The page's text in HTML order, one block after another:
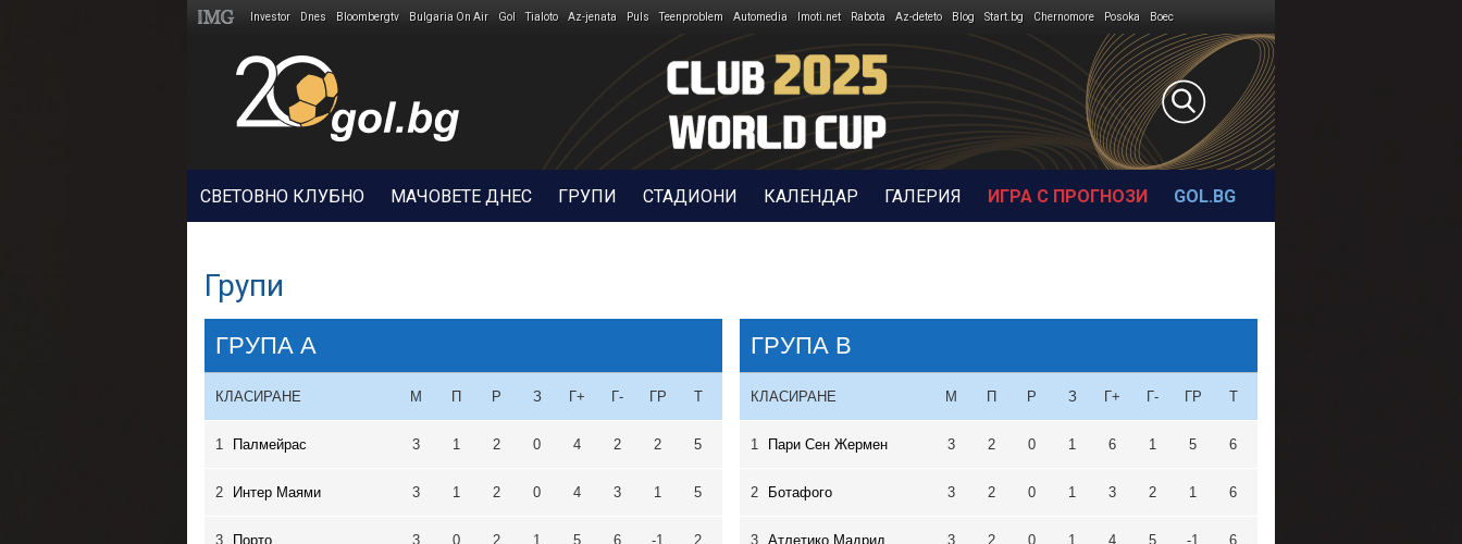
Investor Dnes Bloombergtv Bulgaria On Air Gol Tialoto Az-jenata Puls Teenproblem Automedia Imoti.net Rabota Az-deteto Blog Start.bg Chernomore Posoka Boec
СВЕТОВНО КЛУБНО МАЧОВЕТЕ ДНЕС ГРУПИ СТАДИОНИ КАЛЕНДАР ГАЛЕРИЯ ИГРА С ПРОГНОЗИ GOL.BG
Групи
ГРУПА A
КЛАСИРАНЕ М П Р З Г+ Г- ГР Т
1 Палмейрас 3 1 2 0 4 2 2 5
2 Интер Маями 3 1 2 0 4 3 1 5
3 Порто 3 0 2 1 5 6 -1 2
ГРУПА B
КЛАСИРАНЕ М П Р З Г+ Г- ГР Т
1 Пари Сен Жермен 3 2 0 1 6 1 5 6
2 Ботафого 3 2 0 1 3 2 1 6
3 Атлетико Мадрид 3 2 0 1 4 5 -1 6